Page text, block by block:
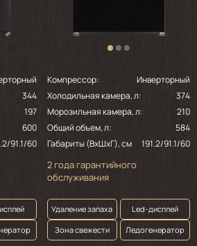
344
197
600
91.1/60
Компрессор:
Инверторный
Холодильная камера, л:
374
Морозильная камера, л:
210
Общий объем, л:
584
Габариты (ВхШхГ), см
191.2/91.1/60
2 года гарантийного
обслуживания
Удаление запаха
Led-дисплей
Зона свежести
Ледогенератор